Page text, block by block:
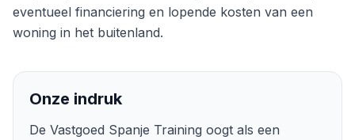
eventueel financiering en lopende kosten van een
woning in het buitenland.
Onze indruk
De Vastgoed Spanje Training oogt als een